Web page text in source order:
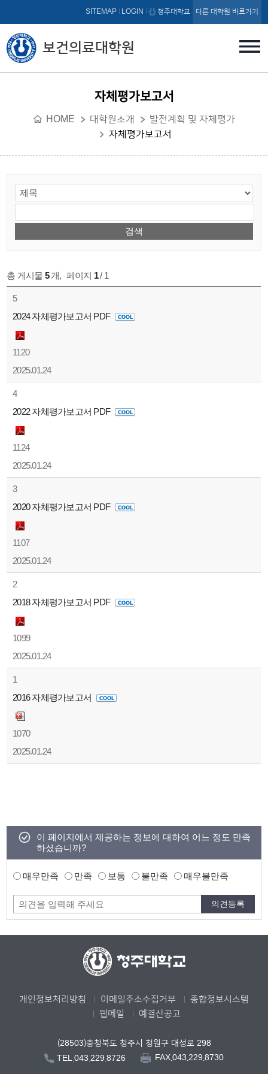
본문 바로가기
보건의료대학원
SITEMAP LOGIN 청주대학교 다른 대학원 바로가기
자체평가보고서
HOME 대학원소개
발전계획 및 자체평가
자체평가보고서
총 게시물 5개, 페이지 1/ 1
5
2024 자체평가보고서 PDF
1120
2025.01.24
4
2022 자체평가보고서 PDF
1124
2025.01.24
3
2020 자체평가보고서 PDF
1107
2025.01.24
2
2018 자체평가보고서 PDF
1099
2025.01.24
1
2016 자체평가보고서
1070
2025.01.24
이 페이지에서 제공하는 정보에 대하여 어느 정도 만족
하셨습니까?
매우만족 만족 보통 불만족 매우불만족
개인정보처리방침 이메일주소수집거부
종합정보시스템
웹메일
예결산공고
(28503)충청북도 청주시 청원구 대성로 298
TEL.043.229.8726
FAX.043.229.8730